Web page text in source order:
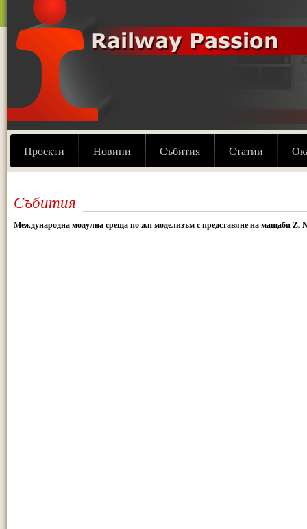
Проекти Новини Събития Статии
Събития
Mеждународна модулна среща по жп моделизъм с представяне на мащаби Z,